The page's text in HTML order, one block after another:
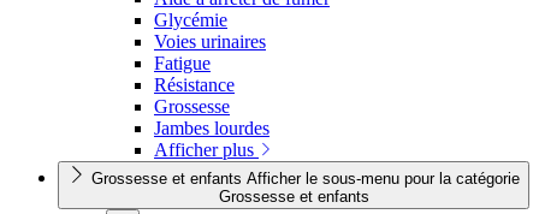
Glycémie
Voies urinaires
Fatigue
Résistance
Grossesse
Jambes lourdes
Afficher plus
Grossesse et enfants Afficher le sous-menu pour la catégorie
Grossesse et enfants